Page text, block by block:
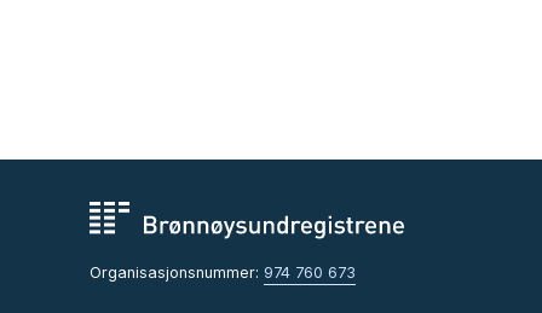
Organisasjonsnummer: 974 760 673